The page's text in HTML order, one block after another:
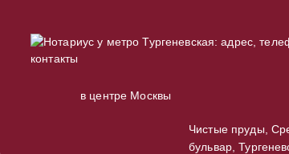
в центре Москвы
Чистые пруды,
бульвар,